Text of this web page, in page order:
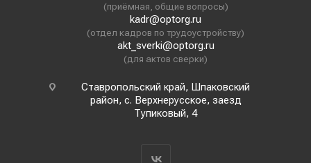
(приёмная, общие вопросы)
kadr@optorg.ru
(отдел кадров по трудоустройству)
akt_sverki@optorg.ru
(для актов сверки)
Ставропольский край, Шпаковский
район, с. Верхнерусское, заезд
Тупиковый, 4